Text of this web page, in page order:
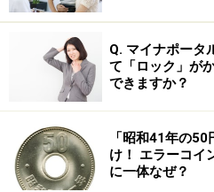
何かと話題に上る「霞が関の
ておさらいすると共に、か
金について、理解しておきま
一般会計、特別会計と
国の予算には、一般会計と特
Q. マイナポータ
て「ロック」が
できますか？
「昭和41年の
け！ エラーコイ
に一体なぜ？